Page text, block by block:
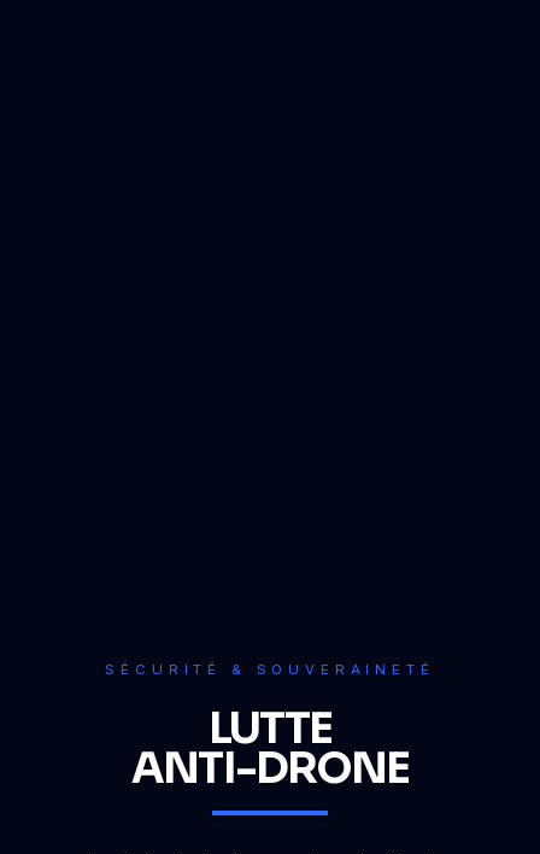
SÉCURITÉ & SOUVERAINETÉ
LUTTE
ANTI-DRONE